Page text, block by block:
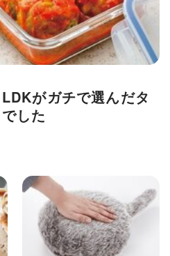
がガチで選んだタ
した